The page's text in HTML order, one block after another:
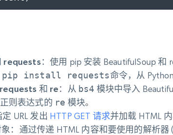
requests：使用 pip 安装 BeautifulSoup 和
pip install requests命令，从
和 re：从 bs4 模块中导入
则表达式的 re 模块。
URL 发出 HTTP GET 请求并加载 HTML 内
：通过传递 HTML 内容和要使用的解析器 (